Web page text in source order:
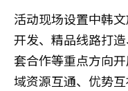
活动现场设置中韩
开发、精品线路打
套合作等重点方向
域资源互通、优势